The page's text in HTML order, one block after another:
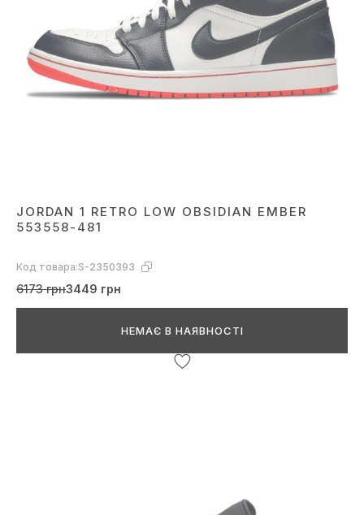
JORDAN 1 RETRO LOW OBSIDIAN EMBER
553558-481
Код товара:S-2350393
6173 грн3449 грн
НЕМАЄ В НАЯВНОСТІ